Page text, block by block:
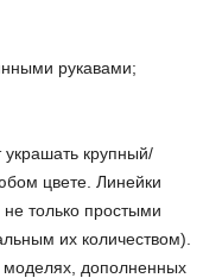
рукавами;
крупный/
цвете. Линейки
только простыми
их количеством).
моделях, дополненных